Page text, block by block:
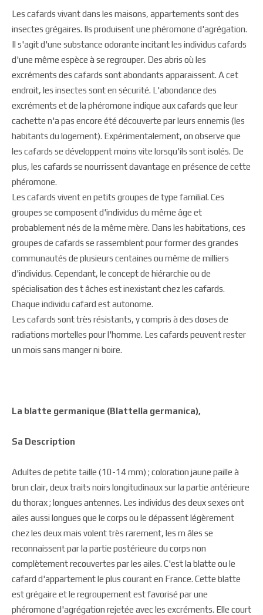
Les cafards vivant dans les maisons, appartements sont des
insectes grégaires. Ils produisent une phéromone d'agrégation.
Il s'agit d'une substance odorante incitant les individus cafards
d'une même espèce à se regrouper. Des abris où les
excréments des cafards sont abondants apparaissent. A cet
endroit, les insectes sont en sécurité. L'abondance des
excréments et de la phéromone indique aux cafards que leur
cachette n'a pas encore été découverte par leurs ennemis (les
habitants du logement). Expérimentalement, on observe que
les cafards se développent moins vite lorsqu'ils sont isolés. De
plus, les cafards se nourrissent davantage en présence de cette
phéromone.
Les cafards vivent en petits groupes de type familial. Ces
groupes se composent d'individus du même âge et
probablement nés de la même mère. Dans les habitations, ces
groupes de cafards se rassemblent pour former des grandes
communautés de plusieurs centaines ou même de milliers
d'individus. Cependant, le concept de hiérarchie ou de
spécialisation des t âches est inexistant chez les cafards.
Chaque individu cafard est autonome.
Les cafards sont très résistants, y compris à des doses de
radiations mortelles pour l'homme. Les cafards peuvent rester
un mois sans manger ni boire.
La blatte germanique (Blattella germanica),
Sa Description
Adultes de petite taille (10-14 mm) ; coloration jaune paille à
brun clair, deux traits noirs longitudinaux sur la partie antérieure
du thorax ; longues antennes. Les individus des deux sexes ont
ailes aussi longues que le corps ou le dépassent légèrement
chez les deux mais volent très rarement, les m âles se
reconnaissent par la partie postérieure du corps non
complètement recouvertes par les ailes. C'est la blatte ou le
cafard d'appartement le plus courant en France. Cette blatte
est grégaire et le regroupement est favorisé par une
phéromone d'agrégation rejetée avec les excréments. Elle court